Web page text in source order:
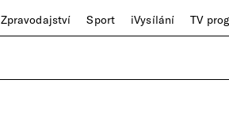
Zpravodajství Sport iVysílání TV